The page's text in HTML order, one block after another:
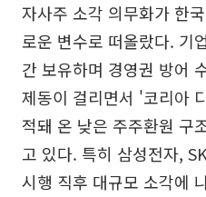
자사주 소각 의무화가 한
로운 변수로 떠올랐다. 기
간 보유하며 경영권 방어
제동이 걸리면서 '코리아
적돼 온 낮은 주주환원 구
고 있다. 특히 삼성전자,
시행 직후 대규모 소각에